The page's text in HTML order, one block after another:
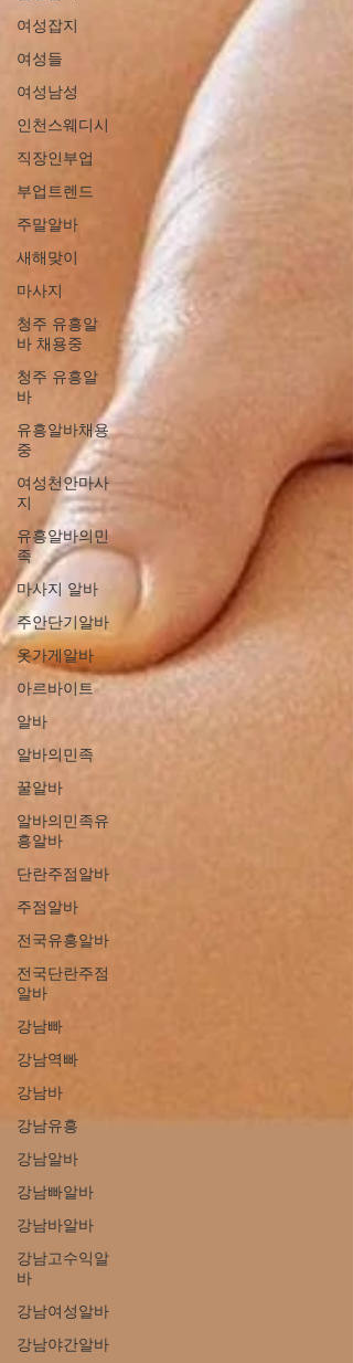
여성잡지
여성들
여성남성
인천스웨디시
직장인부업
부업트렌드
주말알바
새해맞이
마사지
청주 유흥알
바 채용중
청주 유흥알
바
유흥알바채용
중
여성천안마사
지
유흥알바의민
족
마사지 알바
주안단기알바
옷가게알바
아르바이트
알바
알바의민족
꿀알바
알바의민족유
흥알바
단란주점알바
주점알바
전국유흥알바
전국단란주점
알바
강남빠
강남역빠
강남바
강남유흥
강남알바
강남빠알바
강남바알바
강남고수익알
바
강남여성알바
강남야간알바